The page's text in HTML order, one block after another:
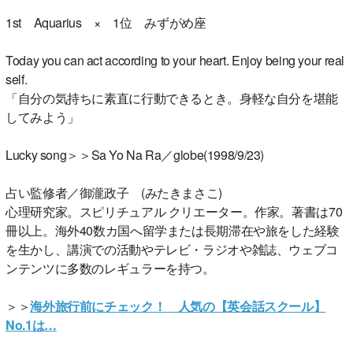
1st Aquarius × 1位 みずがめ座
Today you can act according to your heart. Enjoy being your real
self.
「自分の気持ちに素直に行動できるとき。身軽な自分を堪能
してみよう」
Lucky song＞＞Sa Yo Na Ra／globe(1998/9/23)
占い監修者／御瀧政子 (みたきまさこ)
心理研究家。スピリチュアル クリエーター。作家。著書は70
冊以上。海外40数カ国へ留学または長期滞在や旅をした経験
を生かし、講演での活動やテレビ・ラジオや雑誌、ウェブコ
ンテンツに多数のレギュラーを持つ。
＞＞海外旅行前にチェック！ 人気の【英会話スクール】
No.1は…